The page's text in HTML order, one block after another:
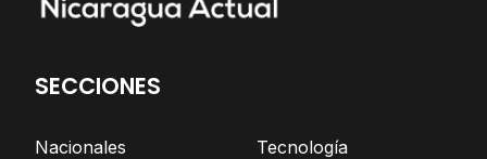
SECCIONES
Nacionales
Tecnología